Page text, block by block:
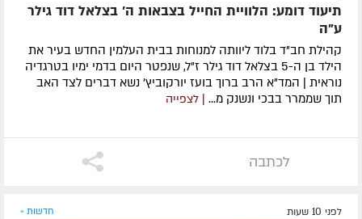
תיעוד דומע: הלוויית החייל בצבאות ה' בצלאל דוד גילר
ע"ה
קהילת חב"ד בלוד ליוותה למנוחות בבית העלמין החדש בעיר את
הילד בן ה-5 בצלאל דוד גילר ז"ל, שנפטר היום בדמי ימיו בטרגדיה
נוראית | המד"א הרב ברוך בועז יורקוביץ' נשא דברים לצד האב
תוך שממרר בבכי ונשנק מ... | לצפייה
לכתבה
לפני 10 שעות חדשות »